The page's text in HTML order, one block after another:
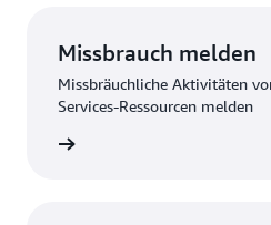
Missbrauch melden
Missbräuchliche Aktivitäten
Services-Ressourcen melden